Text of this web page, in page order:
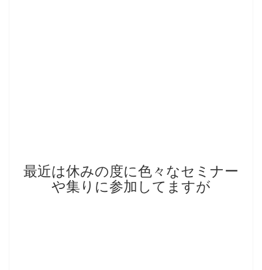
最近は休みの度に色々なセミナー
や集りに参加してますが